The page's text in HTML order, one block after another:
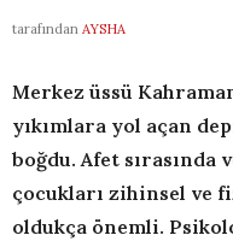
tarafından AYSHA
Merkez üssü
yıkımlara yol açan
boğdu. Afet sırasında
çocukları zihinsel ve
oldukça önemli.